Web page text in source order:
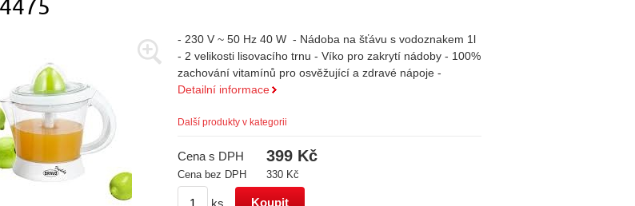
- 230 V ~ 50 Hz 40 W - Nádoba na šťávu s vodoznakem 1l
- 2 velikosti lisovacího trnu - Víko pro zakrytí nádoby - 100%
zachování vitamínů pro osvěžující a zdravé nápoje -
Detailní informace
Další produkty v kategorii
Cena s DPH 399 Kč
Cena bez DPH 330 Kč
ks